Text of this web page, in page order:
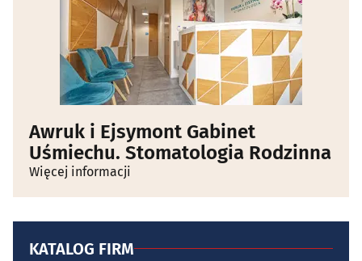
Awruk i Ejsymont Gabinet
Uśmiechu. Stomatologia Rodzinna
Więcej informacji
KATALOG FIRM